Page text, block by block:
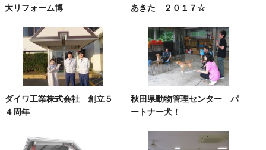
大リフォーム博
あきた ２０１７☆
ダイワ工業株式会社 創立５
４周年
秋田県動物管理センター パ
ートナー犬！